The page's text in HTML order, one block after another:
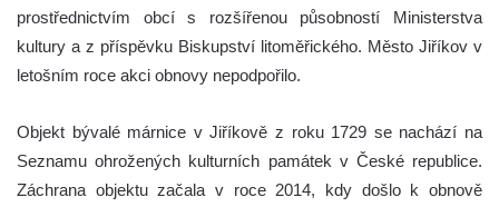
prostřednictvím obcí s rozšířenou působností Ministerstva
kultury a z příspěvku Biskupství litoměřického. Město Jiříkov v
letošním roce akci obnovy nepodpořilo.
Objekt bývalé márnice v Jiříkově z roku 1729 se nachází na
Seznamu ohrožených kulturních památek v České republice.
Záchrana objektu začala v roce 2014, kdy došlo k obnově